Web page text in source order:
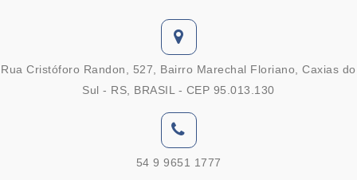
Rua Cristóforo Randon, 527, Bairro Marechal Floriano, Caxias do
Sul - RS, BRASIL - CEP 95.013.130
54 9 9651 1777